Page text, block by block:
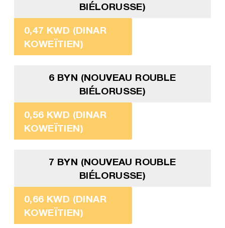
BIÉLORUSSE)
0,47 KWD (DINAR
KOWEÏTIEN)
6 BYN (NOUVEAU ROUBLE
BIÉLORUSSE)
0,56 KWD (DINAR
KOWEÏTIEN)
7 BYN (NOUVEAU ROUBLE
BIÉLORUSSE)
0,66 KWD (DINAR
KOWEÏTIEN)